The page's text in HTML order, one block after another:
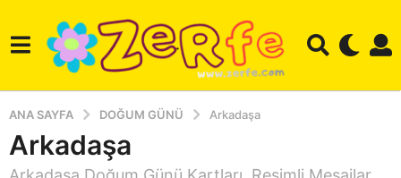
ANA SAYFA DOĞUM GÜNÜ Arkadaşa
Arkadaşa